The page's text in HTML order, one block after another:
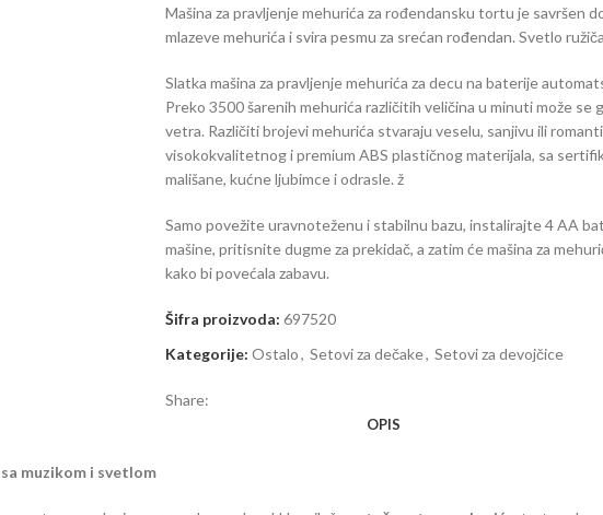
Mašina za pravljenje mehurića za rođendansku tortu je savršen
mlazeve mehurića i svira pesmu za srećan rođendan. Svetlo
Slatka mašina za pravljenje mehurića za decu na baterije
Preko 3500 šarenih mehurića različitih veličina u minuti može se
vetra. Različiti brojevi mehurića stvaraju veselu, sanjivu ili
visokokvalitetnog i premium ABS plastičnog materijala, sa
mališane, kućne ljubimce i odrasle. ž
Samo povežite uravnoteženu i stabilnu bazu, instalirajte 4 AA
mašine, pritisnite dugme za prekidač, a zatim će mašina za
kako bi povećala zabavu.
Šifra proizvoda:697520
Kategorije: Ostalo, Setovi za dečake, Setovi za devojčice
Share:
OPIS
muzikom i svetlom